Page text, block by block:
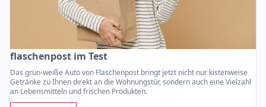
flaschenpost im Test
Das grün-weiße Auto von Flaschenpost bringt jetzt nicht nur kistenweise
Getränke zu Ihnen direkt an die Wohnungstür, sondern auch eine Vielzahl
an Lebensmitteln und frischen Produkten.